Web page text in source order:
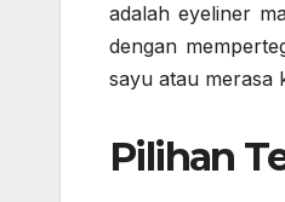
adalah eyeliner
dengan
sayu atau merasa
Pilihan